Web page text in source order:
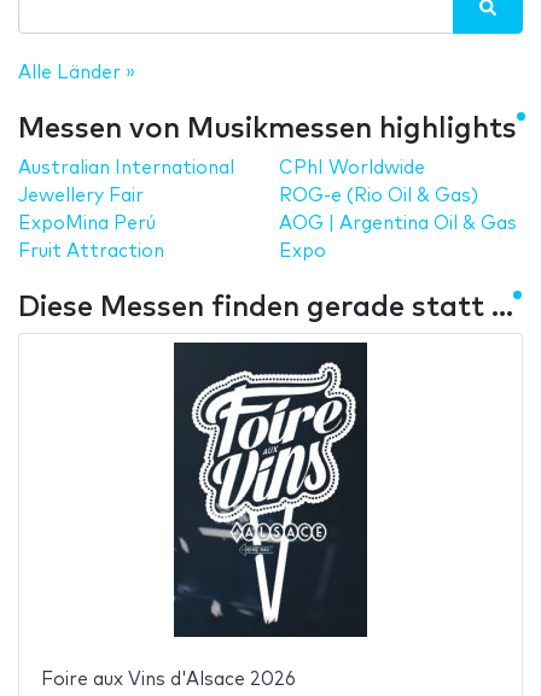
Alle Länder »
Messen von Musikmessen highlights
Australian International
Jewellery Fair
ExpoMina Perú
Fruit Attraction
CPhI Worldwide
ROG-e (Rio Oil & Gas)
AOG | Argentina Oil & Gas
Expo
Diese Messen finden gerade statt ...
Foire aux Vins d'Alsace 2026